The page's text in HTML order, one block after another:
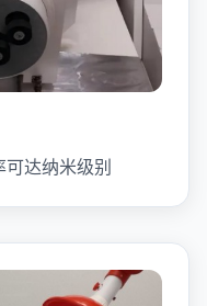
达纳米级别